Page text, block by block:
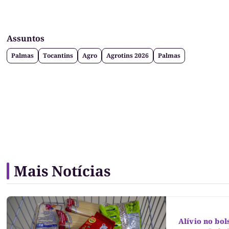
Assuntos
Palmas Tocantins Agro Agrotins 2026 Palmas
Mais Notícias
Alívio no